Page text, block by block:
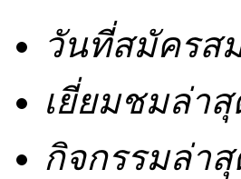
วันที่สมัครส
เยี่ยมชมล่า
กิจกรรมล่า